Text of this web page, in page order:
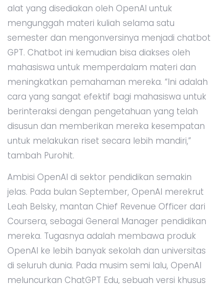
alat yang disediakan oleh OpenAI untuk
mengunggah materi kuliah selama satu
semester dan mengonversinya menjadi chatbot
GPT. Chatbot ini kemudian bisa diakses oleh
mahasiswa untuk memperdalam materi dan
meningkatkan pemahaman mereka. “Ini adalah
cara yang sangat efektif bagi mahasiswa untuk
berinteraksi dengan pengetahuan yang telah
disusun dan memberikan mereka kesempatan
untuk melakukan riset secara lebih mandiri,”
tambah Purohit.
Ambisi OpenAI di sektor pendidikan semakin
jelas. Pada bulan September, OpenAI merekrut
Leah Belsky, mantan Chief Revenue Officer dari
Coursera, sebagai General Manager pendidikan
mereka. Tugasnya adalah membawa produk
OpenAI ke lebih banyak sekolah dan universitas
di seluruh dunia. Pada musim semi lalu, OpenAI
meluncurkan ChatGPT Edu, sebuah versi khusus